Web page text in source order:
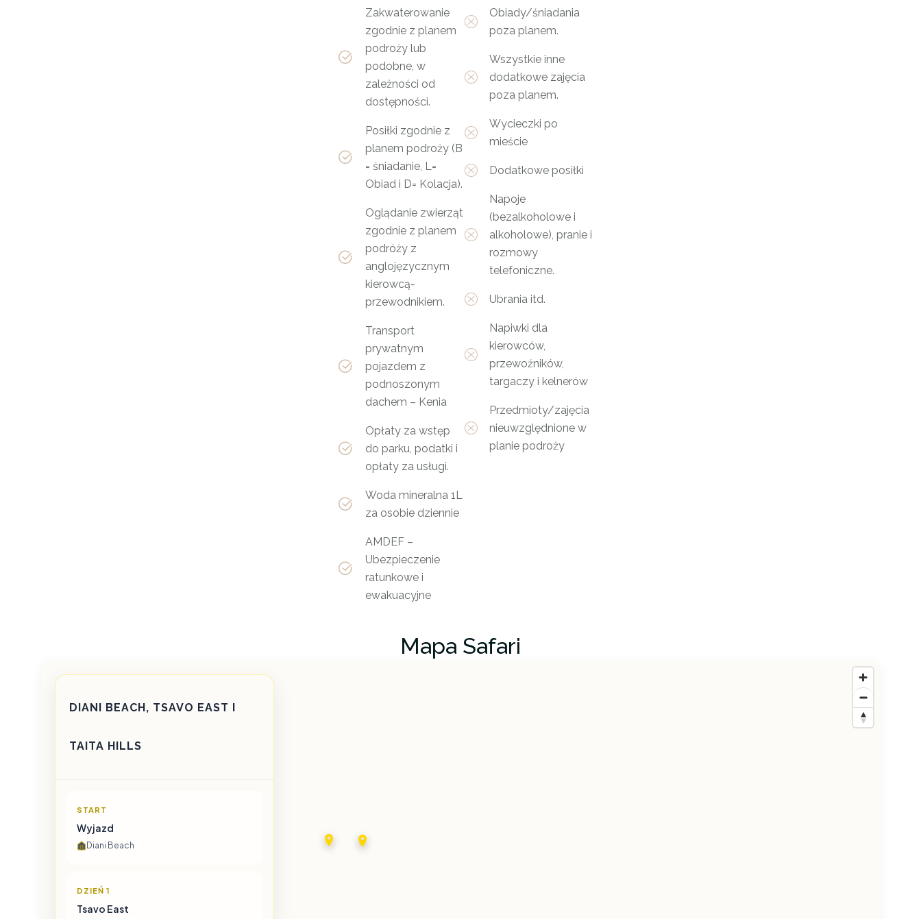
Zakwaterowanie
zgodnie z planem
podroży lub
podobne, w
zależności od
dostępności.
Posiłki zgodnie z
planem podroży (B
= śniadanie, L=
Obiad i D= Kolacja).
Oglądanie zwierząt
zgodnie z planem
podróży z
anglojęzycznym
kierowcą-
przewodnikiem.
Transport
prywatnym
pojazdem z
podnoszonym
dachem – Kenia
Opłaty za wstęp
do parku, podatki i
opłaty za usługi.
Woda mineralna 1L
za osobie dziennie
AMDEF –
Ubezpieczenie
ratunkowe i
ewakuacyjne
Obiady/śniadania
poza planem.
Wszystkie inne
dodatkowe zajęcia
poza planem.
Wycieczki po
mieście
Dodatkowe posiłki
Napoje
(bezalkoholowe i
alkoholowe), pranie i
rozmowy
telefoniczne.
Ubrania itd.
Napiwki dla
kierowców,
przewoźników,
targaczy i kelnerów
Przedmioty/zajęcia
nieuwzględnione w
planie podroży
Mapa Safari
DIANI BEACH, TSAVO EAST I
TAITA HILLS
START
Wyjazd
Diani Beach
DZIEŃ 1
Tsavo East